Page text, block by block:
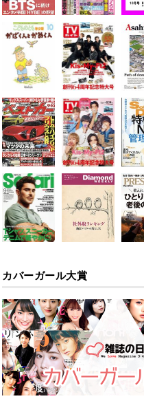
カバーガール大賞